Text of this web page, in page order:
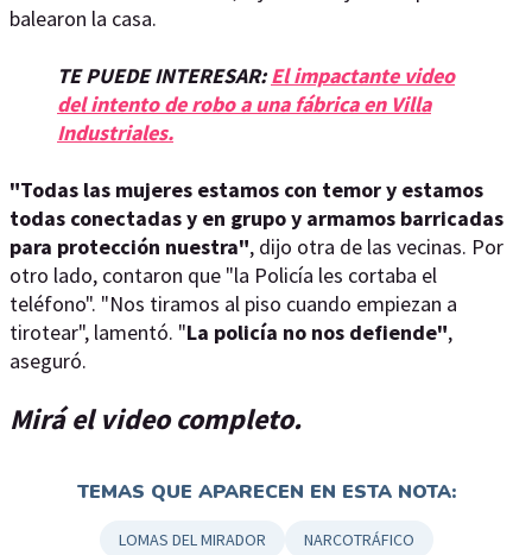
balearon la casa.
TE PUEDE INTERESAR:El impactante video
del intento de robo a una fábrica en Villa
Industriales.
"Todas las mujeres estamos con temor y estamos
todas conectadas y en grupo y armamos barricadas
para protección nuestra", dijo otra de las vecinas. Por
otro lado, contaron que "la Policía les cortaba el
teléfono". "Nos tiramos al piso cuando empiezan a
tirotear", lamentó. "La policía no nos defiende",
aseguró.
Mirá el video completo.
TEMAS QUE APARECEN EN ESTA NOTA:
LOMAS DEL MIRADOR NARCOTRÁFICO